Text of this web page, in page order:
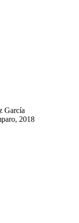
García
2018